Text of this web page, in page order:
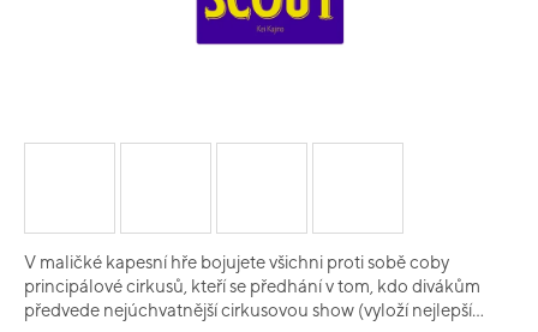
V maličké kapesní hře bojujete všichni proti sobě coby
principálové cirkusů, kteří se předhání v tom, kdo divákům
předvede nejúchvatnější cirkusovou show (vyloží nejlepší